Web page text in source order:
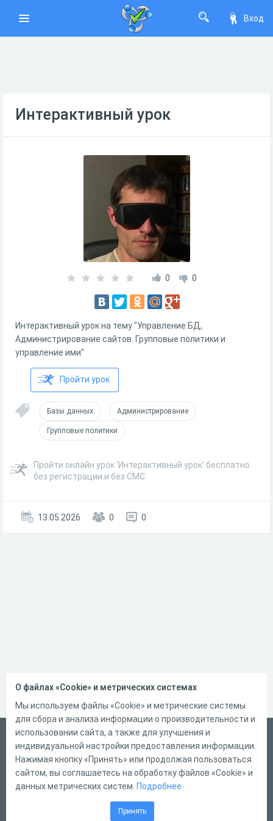
Вход
Интерактивный урок
0 0
Интерактивный урок на тему "Управление БД,
Администрирование сайтов. Групповые политики и
управление ими"
Пройти урок
Базы данных Администрирование
Групповые политики
Пройти онлайн урок 'Интерактивный урок' бесплатно
без регистрации и без СМС
13.05.2026 0 0
Русский
Справка
Форма обратной связи
О файлах «Cookie» и метрических системах
Мы используем файлы «Cookie» и метрические системы
для сбора и анализа информации о производительности и
использовании сайта, а также для улучшения и
индивидуальной настройки предоставления информации.
Нажимая кнопку «Принять» или продолжая пользоваться
сайтом, вы соглашаетесь на обработку файлов «Cookie» и
данных метрических систем. Подробнее
Принять